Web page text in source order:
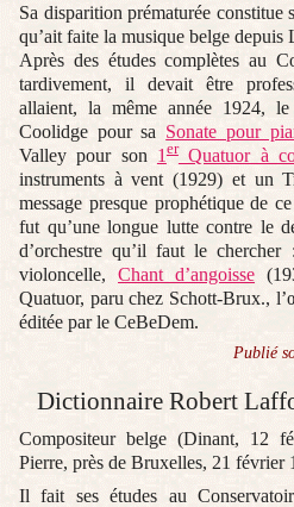
Sa disparition prématurée constitue
qu’ait faite la musique belge depuis
Après des études complètes au
tardivement, il devait être
allaient, la même année 1924,
Coolidge pour sa Sonate pour
Valley pour son 1erQuatuor à
instruments à vent (1929) et un
message presque prophétique de
fut qu’une longue lutte contre le
d’orchestre qu’il faut le chercher
violoncelle, Chant d’angoisse
Quatuor, paru chez Schott-Brux.,
éditée par le CeBeDem.
Publié
Dictionnaire Robert
Compositeur belge (Dinant, 12
Pierre, près de Bruxelles, 21 février
Il fait ses études au